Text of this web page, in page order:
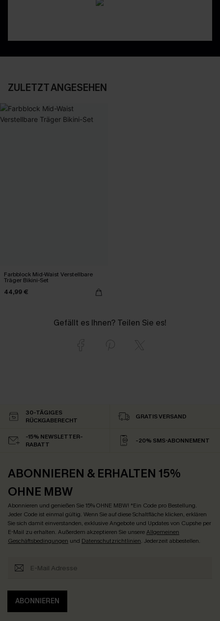
ZULETZT ANGESEHEN
Farbblock Mid-Waist Verstellbare
Träger Bikini-Set
44,99 €
Gefällt es Ihnen? Teilen Sie es!
30-TÄGIGES
RÜCKGABERECHT
GRATIS VERSAND
-15% NEWSLETTER-
RABATT
-20% SMS-ABONNEMENT
ABONNIEREN & ERHALTEN 15%
OHNE MBW
Abonnieren und genießen Sie 15% OHNE MBW! *Ein Code pro Bestellung.
Jeder Code ist einmal gültig. Wenn Sie auf diese Schaltfläche klicken, erklären
Sie sich damit einverstanden, exklusive Angebote und Updates von Cupshe per
E-Mail zu erhalten. Außerdem akzeptieren Sie unsereAllgemeinen
Geschäftsbedingungen und Datenschutzrichtlinien. Jederzeit abbestellen.
ABONNIEREN